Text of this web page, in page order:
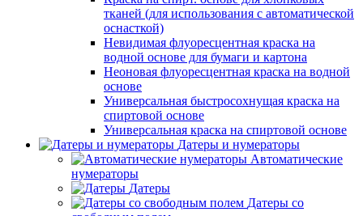
тканей (для использования с автоматической
оснасткой)
Невидимая флуоресцентная краска на
водной основе для бумаги и картона
Неоновая флуоресцентная краска на водной
основе
Универсальная быстросохнущая краска на
спиртовой основе
Универсальная краска на спиртовой основе
Датеры и нумераторы
Автоматические
нумераторы
Датеры
Датеры со